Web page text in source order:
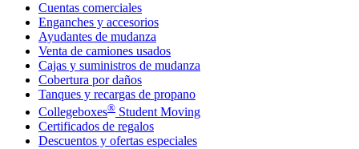
Cuentas comerciales
Enganches y accesorios
Ayudantes de mudanza
Venta de camiones usados
Cajas y suministros de mudanza
Cobertura por daños
Tanques y recargas de propano
Collegeboxes® Student Moving
Certificados de regalos
Descuentos y ofertas especiales